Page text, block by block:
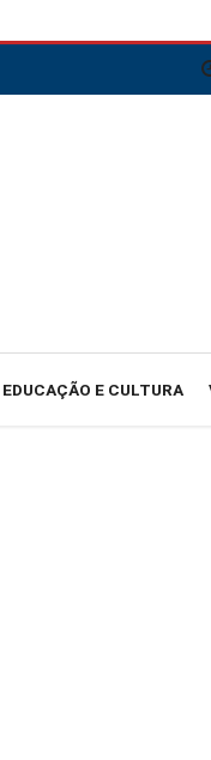
EDUCAÇÃO E CULTURA